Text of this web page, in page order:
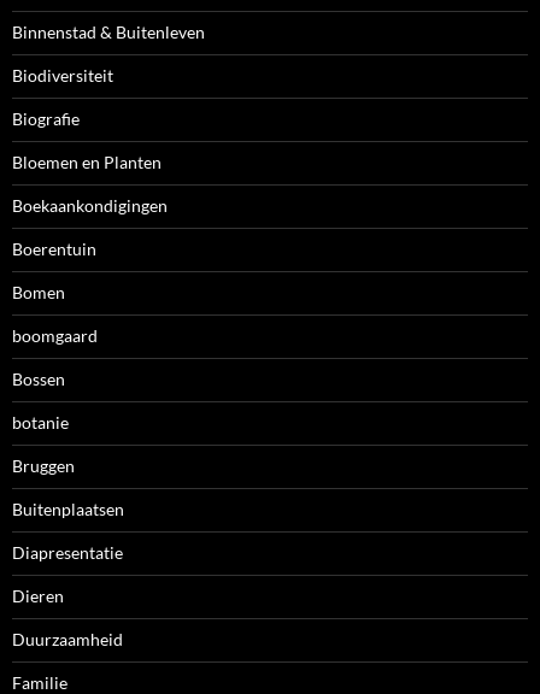
Binnenstad & Buitenleven
Biodiversiteit
Biografie
Bloemen en Planten
Boekaankondigingen
Boerentuin
Bomen
boomgaard
Bossen
botanie
Bruggen
Buitenplaatsen
Diapresentatie
Dieren
Duurzaamheid
Familie